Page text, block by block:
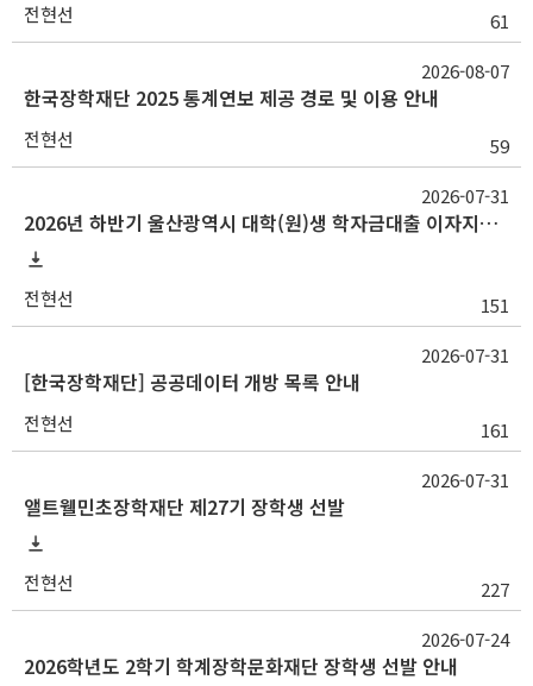
전현선 61
한국장학재단 2025 통계연보 제공 경로 및 이용 안내
전현선 59
2026-08-07
2026년 하반기 울산광역시 대학(원)생 학자금대출 이자지원사업 안내
전현선 151
2026-07-31
[한국장학재단] 공공데이터 개방 목록 안내
전현선 161
2026-07-31
앨트웰민초장학재단 제27기 장학생 선발
전현선 227
2026-07-31
2026학년도 2학기 학계장학문화재단 장학생 선발 안내
2026-07-24